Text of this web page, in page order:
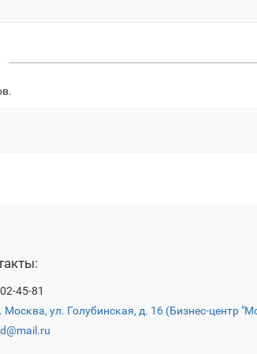
45-81
Москва, ул. Голубинская, д. 16 (Бизнес-центр